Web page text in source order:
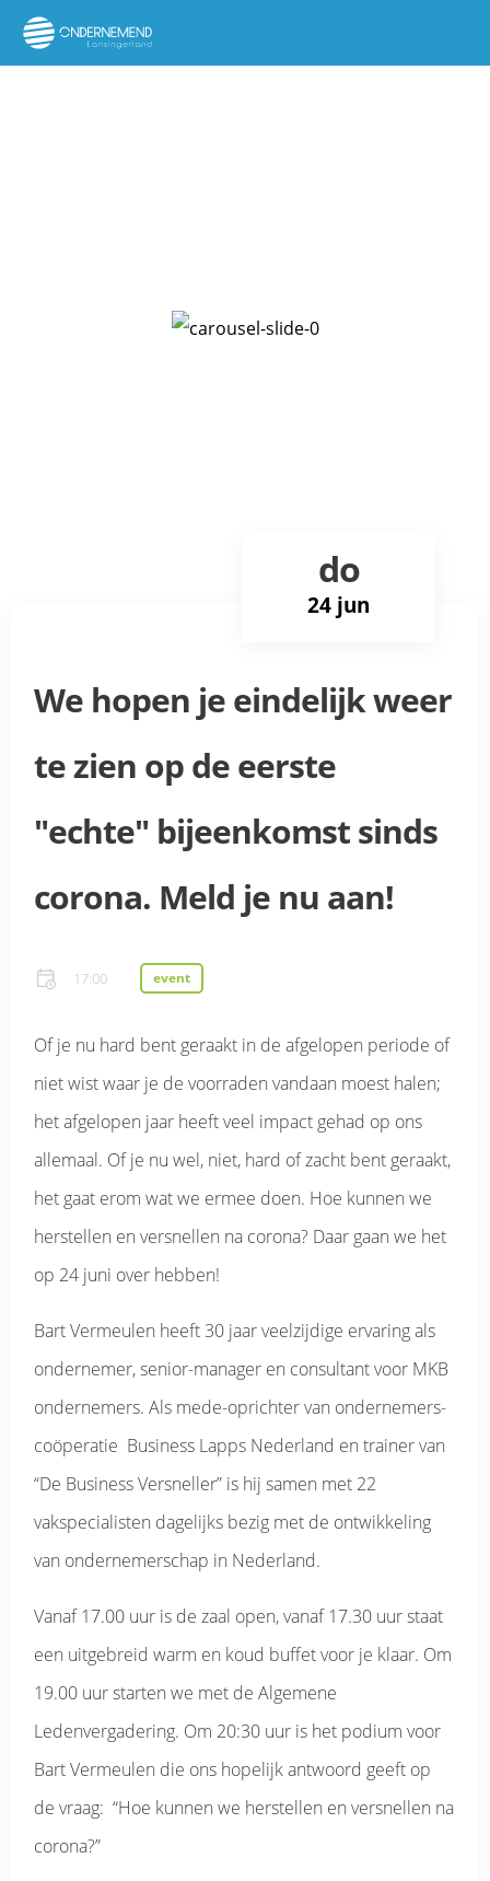
do
24 jun
We hopen je eindelijk weer
te zien op de eerste
"echte" bijeenkomst sinds
corona. Meld je nu aan!
17:00 event
Of je nu hard bent geraakt in de afgelopen periode of
niet wist waar je de voorraden vandaan moest halen;
het afgelopen jaar heeft veel impact gehad op ons
allemaal. Of je nu wel, niet, hard of zacht bent geraakt,
het gaat erom wat we ermee doen. Hoe kunnen we
herstellen en versnellen na corona? Daar gaan we het
op 24 juni over hebben!
Bart Vermeulen heeft 30 jaar veelzijdige ervaring als
ondernemer, senior-manager en consultant voor MKB
ondernemers. Als mede-oprichter van ondernemers-
coöperatie Business Lapps Nederland en trainer van
“De Business Versneller” is hij samen met 22
vakspecialisten dagelijks bezig met de ontwikkeling
van ondernemerschap in Nederland.
Vanaf 17.00 uur is de zaal open, vanaf 17.30 uur staat
een uitgebreid warm en koud buffet voor je klaar. Om
19.00 uur starten we met de Algemene
Ledenvergadering. Om 20:30 uur is het podium voor
Bart Vermeulen die ons hopelijk antwoord geeft op
de vraag: “Hoe kunnen we herstellen en versnellen na
corona?”